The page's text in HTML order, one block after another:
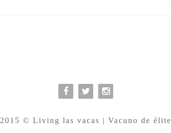
  
2015 © Living las vacas | Vacuno de élite